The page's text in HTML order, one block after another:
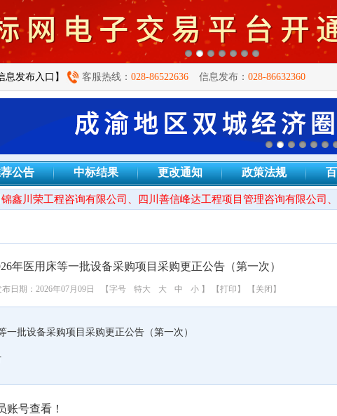
息发布入口】 客服热线： 028-86522636 信息发布： 028-86632360
公告 中标结果 更改通知 政策法规
川荣工程咨询有限公司、四川善信峰达工程项目管理咨询有限公司、
年医用床等一批设备采购项目采购更正公告（第一次）
布日期：2026年07月09日 【字号 特大 大 中 小 】 【打印】 【关闭】
一批设备采购项目采购更正公告（第一次）
账号查看！